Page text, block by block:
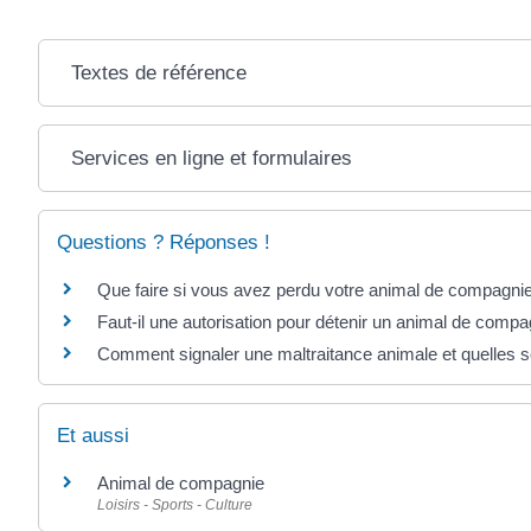
Textes de référence
Services en ligne et formulaires
Questions ? Réponses !
Que faire si vous avez perdu votre animal de
Faut-il une autorisation pour détenir un animal de
Comment signaler une maltraitance animale et quelles
Et aussi
Animal de compagnie
Loisirs - Sports - Culture